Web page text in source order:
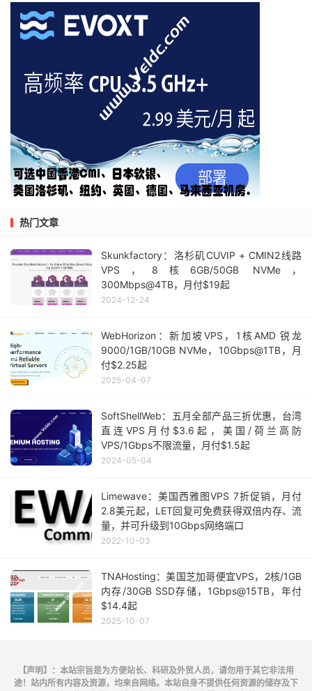
热门文章
Skunkfactory：洛杉矶CUVIP + CMIN2线路
VPS，8核6GB/50GB NVMe，
300Mbps@4TB，月付$19起
2024-12-24
WebHorizon：新加坡VPS，1核AMD 锐龙
9000/1GB/10GB NVMe，10Gbps@1TB，月
付$2.25起
2025-04-07
SoftShellWeb：五月全部产品三折优惠，台湾
直连VPS月付$3.6起，美国/荷兰高防
VPS/1Gbps不限流量，月付$1.5起
2024-05-04
Limewave：美国西雅图VPS 7折促销，月付
2.8美元起，LET回复可免费获得双倍内存、流
量，并可升级到10Gbps网络端口
2022-10-03
TNAHosting：美国芝加哥便宜VPS，2核/1GB
内存/30GB SSD存储，1Gbps@15TB，年付
$14.4起
2025-10-07
【声明】：本站宗旨是为方便站长、科研及外贸人员，请勿用于其它非法用
途！站内所有内容及资源，均来自网络。本站自身不提供任何资源的储存及下